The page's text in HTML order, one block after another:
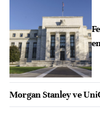
Morgan Stanley ve